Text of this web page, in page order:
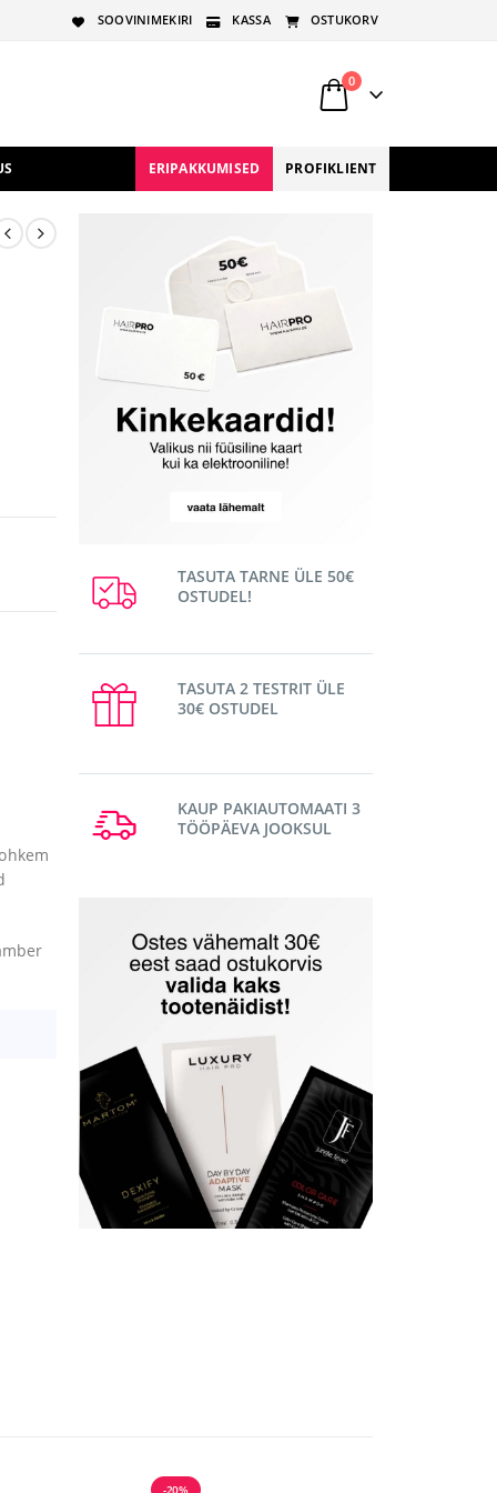
SOOVINIMEKIRI KASSA OSTUKORV
0
ERIPAKKUMISED PROFIKLIENT
TASUTA TARNE ÜLE 50€
OSTUDEL!
TASUTA 2 TESTRIT ÜLE
30€ OSTUDEL
KAUP PAKIAUTOMAATI 3
TÖÖPÄEVA JOOKSUL